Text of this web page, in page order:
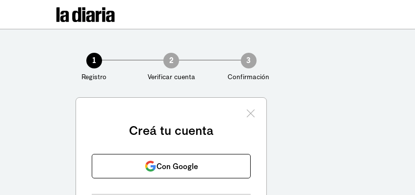
1
Registro
2
Verificar cuenta
3
Confirmación
Creá tu cuenta
Con Google